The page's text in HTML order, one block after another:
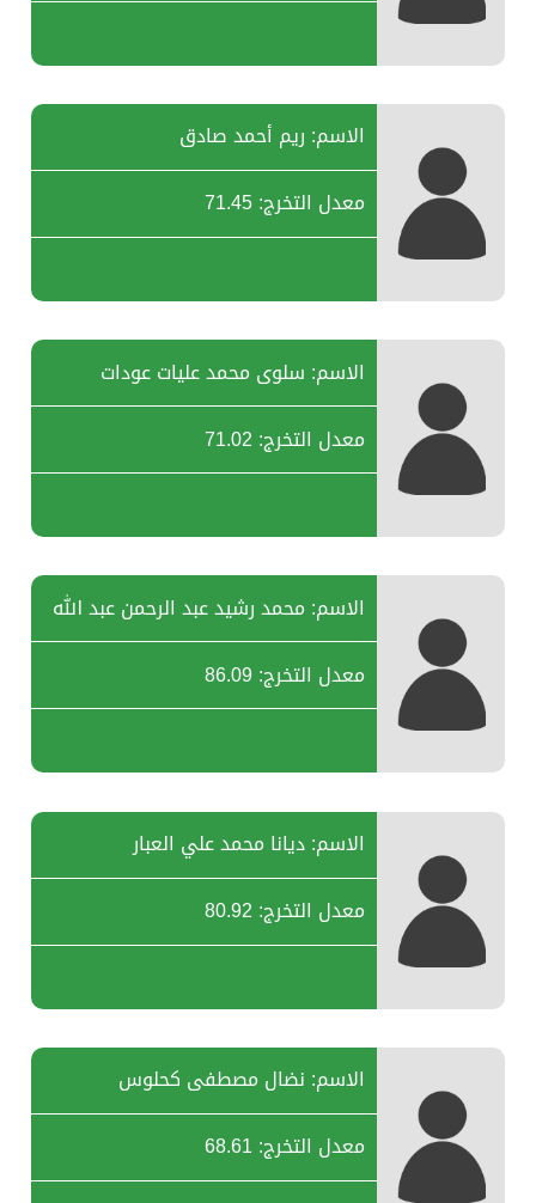
الاسم: ريم أحمد صادق
معدل التخرج: 71.45
الاسم: سلوى محمد عليات عودات
معدل التخرج: 71.02
الاسم: محمد رشيد عبد الرحمن عبد الله
معدل التخرج: 86.09
الاسم: ديانا محمد علي العبار
معدل التخرج: 80.92
الاسم: نضال مصطفى كحلوس
معدل التخرج: 68.61